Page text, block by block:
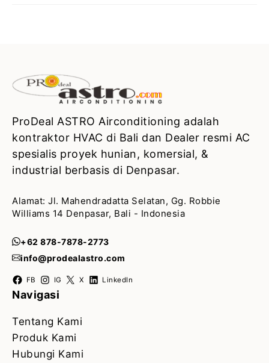
ProDeal ASTRO Airconditioning adalah
kontraktor HVAC di Bali dan Dealer resmi AC
spesialis proyek hunian, komersial, &
industrial berbasis di Denpasar.
Alamat: Jl. Mahendradatta Selatan, Gg. Robbie
Williams 14 Denpasar, Bali - Indonesia
+62 878-7878-2773
info@prodealastro.com
FB IG X LinkedIn
Navigasi
Tentang Kami
Produk Kami
Hubungi Kami